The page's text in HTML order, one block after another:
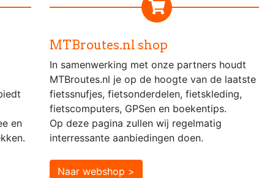
en
MTBroutes.nl shop
In samenwerking met onze partners houdt
MTBroutes.nl je op de hoogte van de laatste
fietssnufjes, fietsonderdelen, fietskleding,
fietscomputers, GPSen en boekentips.
Op deze pagina zullen wij regelmatig
interressante aanbiedingen doen.
Naar webshop >